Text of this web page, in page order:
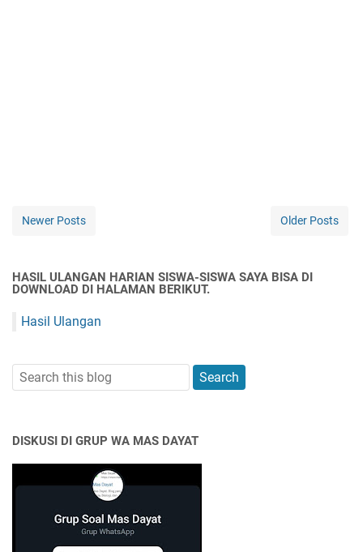
Newer Posts Older Posts
HASIL ULANGAN HARIAN SISWA-SISWA SAYA BISA DI
DOWNLOAD DI HALAMAN BERIKUT.
Hasil Ulangan
DISKUSI DI GRUP WA MAS DAYAT